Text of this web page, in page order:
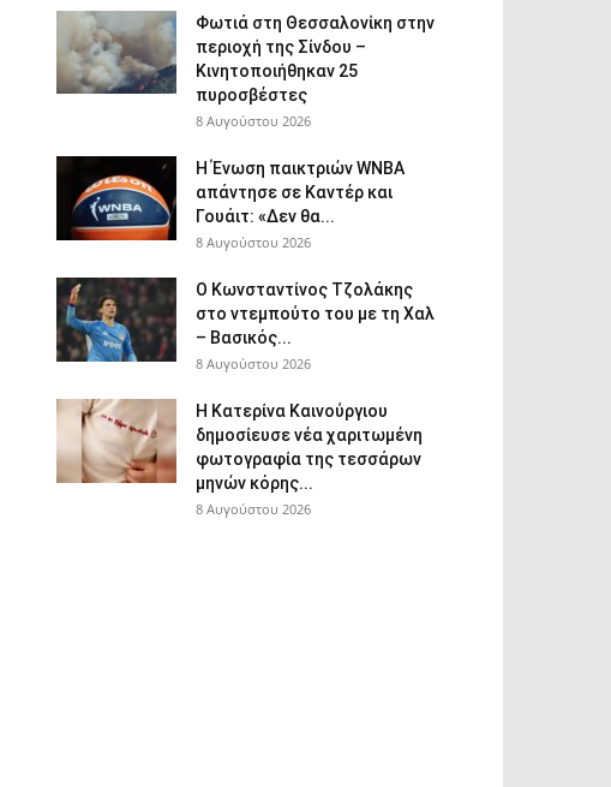
Φωτιά στη Θεσσαλονίκη στην
περιοχή της Σίνδου –
Κινητοποιήθηκαν 25
πυροσβέστες
8 Αυγούστου 2026
Η Ένωση παικτριών WNBA
απάντησε σε Καντέρ και
Γουάιτ: «Δεν θα...
8 Αυγούστου 2026
Ο Κωνσταντίνος Τζολάκης
στο ντεμπούτο του με τη Χαλ
– Βασικός...
8 Αυγούστου 2026
Η Κατερίνα Καινούργιου
δημοσίευσε νέα χαριτωμένη
φωτογραφία της τεσσάρων
μηνών κόρης...
8 Αυγούστου 2026